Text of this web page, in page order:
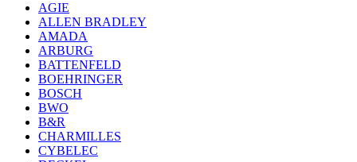
AGIE
ALLEN BRADLEY
AMADA
ARBURG
BATTENFELD
BOEHRINGER
BOSCH
BWO
B&R
CHARMILLES
CYBELEC